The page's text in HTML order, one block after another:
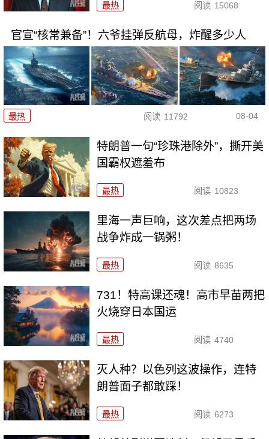
最热 阅读 15068
官宣“核常兼备”！六爷挂弹反航母，炸醒多少人
最热 阅读 11792 08-04
特朗普一句“珍珠港除外”，撕开美
国霸权遮羞布
最热 阅读 10823
里海一声巨响，这次差点把两场
战争炸成一锅粥！
最热 阅读 8635
731！特高课还魂！高市早苗两把
火烧穿日本国运
最热 阅读 4740
灭人种？以色列这波操作，连特
朗普面子都敢踩！
最热 阅读 6273